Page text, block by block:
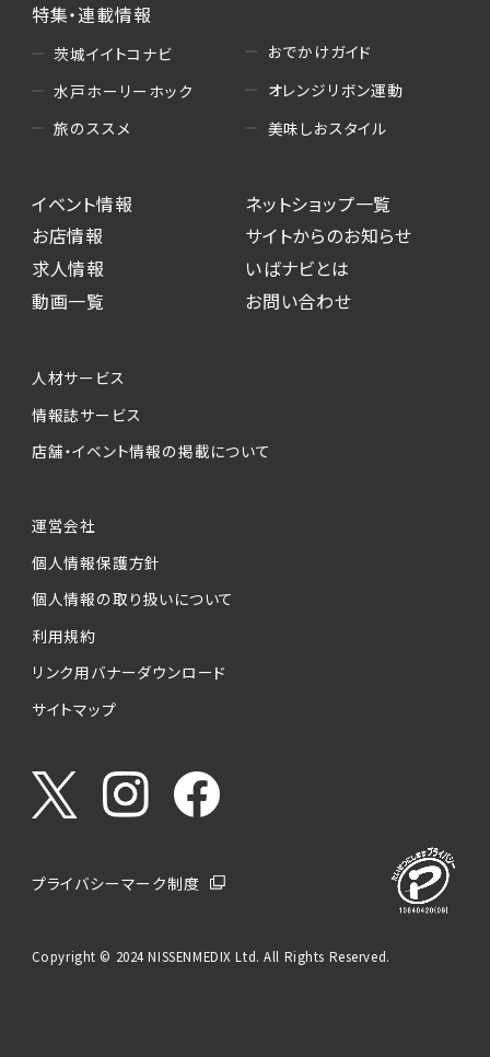
特集・連載情報
茨城イイトコナビ
水戸ホーリーホック
旅のススメ
おでかけガイド
オレンジリボン運動
美味しおスタイル
イベント情報
お店情報
求人情報
動画一覧
ネットショップ一覧
サイトからのお知らせ
いばナビとは
お問い合わせ
人材サービス
情報誌サービス
店舗・イベント情報の掲載について
運営会社
個人情報保護方針
個人情報の取り扱いについて
利用規約
リンク用バナーダウンロード
サイトマップ
プライバシーマーク制度
Copyright © 2024 NISSENMEDIX Ltd. All Rights Reserved.